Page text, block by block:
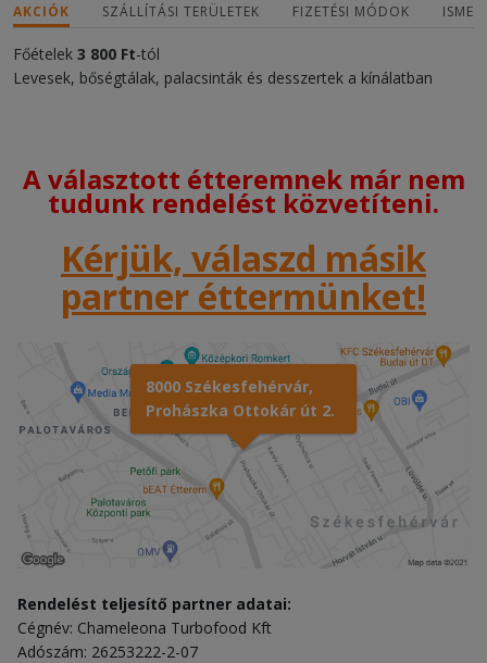
AKCIÓK SZÁLLÍTÁSI TERÜLETEK FIZETÉSI MÓDOK
Főételek 3 800 Ft-tól
Levesek, bőségtálak, palacsinták és desszertek a kínálatban
A választott étteremnek már nem
tudunk rendelést közvetíteni.
Kérjük, válaszd másik
partner éttermünket!
8000 Székesfehérvár,
Prohászka Ottokár út 2.
Rendelést teljesítő partner adatai:
Cégnév: Chameleona Turbofood Kft
Adószám: 26253222-2-07